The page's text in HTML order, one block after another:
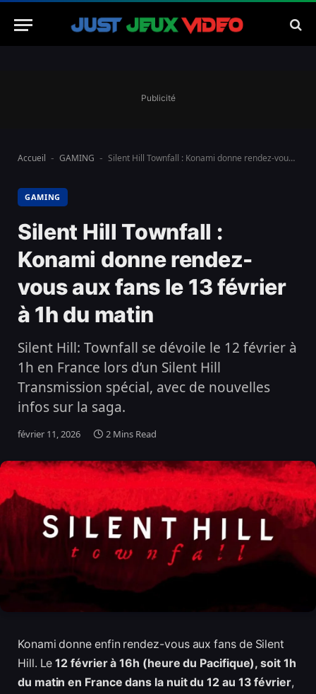
Publicité
Accueil - GAMING - Silent Hill Townfall : Konami donne rendez-vous aux fans le 13 février à 1h du matin
GAMING
Silent Hill Townfall :
Konami donne rendez-
vous aux fans le 13 février
à 1h du matin
Silent Hill: Townfall se dévoile le 12 février à
1h en France lors d’un Silent Hill
Transmission spécial, avec de nouvelles
infos sur la saga.
février 11, 2026 2 Mins Read
Konami donne enfin rendez-vous aux fans de Silent
Hill. Le12 février à 16h (heure du Pacifique), soit 1h
du matin en France dans la nuit du 12 au 13 février,